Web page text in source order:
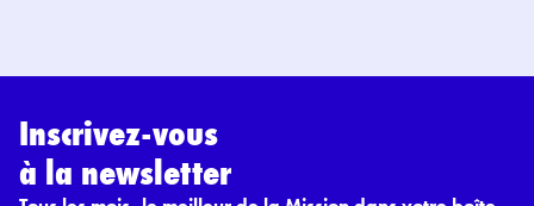
Inscrivez-vous
à la newsletter